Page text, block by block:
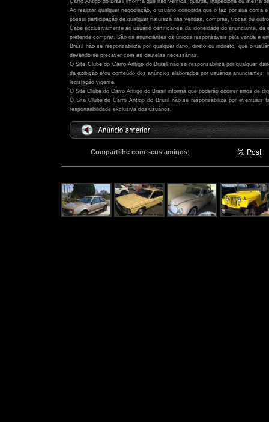
Carro Antigo do Brasil informa que não verifica, guarda, inspeciona ou atesta
Ao realizar qualquer negociação, o usuário concorda que o faz por sua conta
possui participação de qualquer natureza nas vendas, compras, trocas ou
Cabe exclusivamente ao usuário certificar-se da idoneidade do anunciante,
pretende comprar. São os anunciantes os únicos responsáveis pela venda e
Brasil não se responsabiliza por qualquer dano, direto ou indireto, que o
devendo se precaver com as cautelas necessárias.
O Site Clube do Carro Antigo do Brasil não se responsabiliza por qualquer
da exibição e/ou conteúdo dos anúncios elaborados por usuários
legislação vigente.
O Site Clube do Carro Antigo do Brasil informa que poderão ocorrer erros de
O Site Clube do Carro Antigo do Brasil não se responsabiliza por eventuais
responsabilidade exclusiva dos usuários.
Compartilhe com seus amigos: